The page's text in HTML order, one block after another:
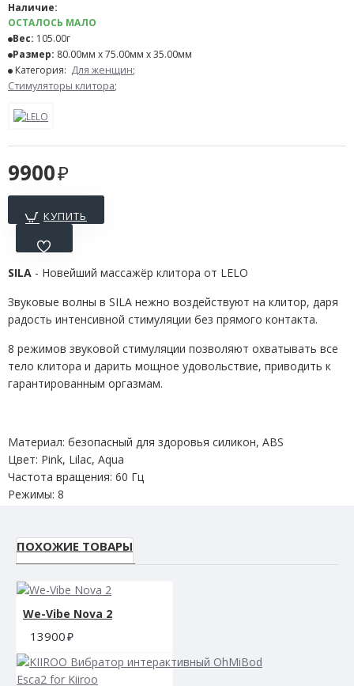
9900
Наличие:
ОСТАЛОСЬ МАЛО
Вес: 105.00г
Размер: 80.00мм x 75.00мм x 35.00мм
Категория: Для женщин;
Стимуляторы клитора;
КУПИТЬ
SILA - Новейший массажёр клитора от LELO
Звуковые волны в SILA нежно воздействуют на клитор, даря
радость интенсивной стимуляции без прямого контакта.
8 режимов звуковой стимуляции позволяют охватывать все
тело клитора и дарить мощное удовольствие, приводить к
гарантированным оргазмам.
Материал: безопасный для здоровья силикон, ABS
Цвет: Pink, Lilac, Aqua
Частота вращения: 60 Гц
Режимы: 8
Время работы:до 2 часов
Время зарядки:2 часа при 5,0 В 500 мА
Размер:
ПОХОЖИЕ ТОВАРЫ
We-Vibe Nova 2
13900